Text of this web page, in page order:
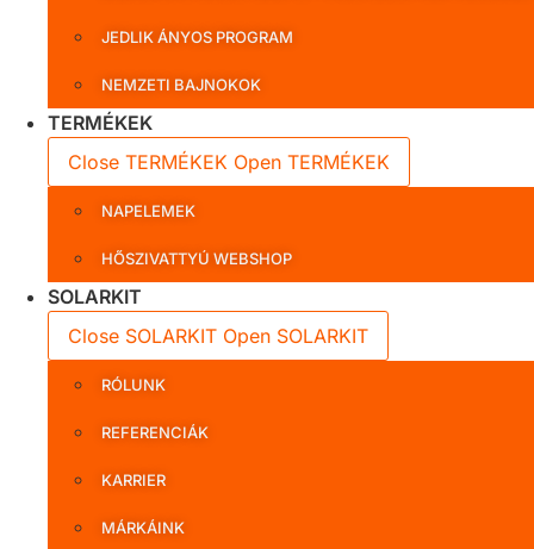
JEDLIK ÁNYOS PROGRAM
NEMZETI BAJNOKOK
TERMÉKEK
Close TERMÉKEK Open TERMÉKEK
NAPELEMEK
HŐSZIVATTYÚ WEBSHOP
SOLARKIT
Close SOLARKIT Open SOLARKIT
RÓLUNK
REFERENCIÁK
KARRIER
MÁRKÁINK